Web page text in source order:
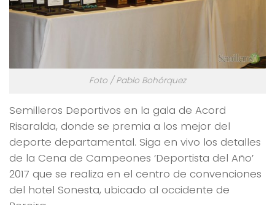
Foto / Pablo Bohórquez
Semilleros Deportivos en la gala de Acord
Risaralda, donde se premia a los mejor del
deporte departamental. Siga en vivo los detalles
de la Cena de Campeones ‘Deportista del Año’
2017 que se realiza en el centro de convenciones
del hotel Sonesta, ubicado al occidente de